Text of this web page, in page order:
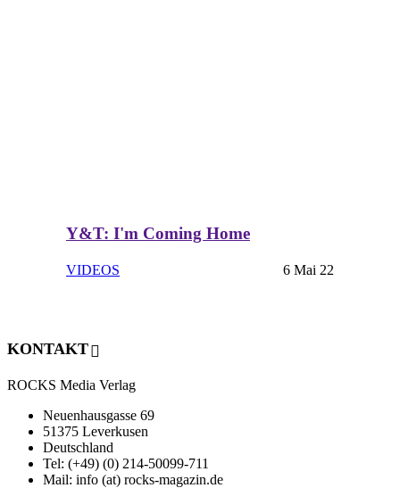
Y&T: I'm Coming Home
VIDEOS 6 Mai 22
KONTAKT
ROCKS Media Verlag
Neuenhausgasse 69
51375 Leverkusen
Deutschland
Tel: (+49) (0) 214-50099-711
Mail: info (at) rocks-magazin.de